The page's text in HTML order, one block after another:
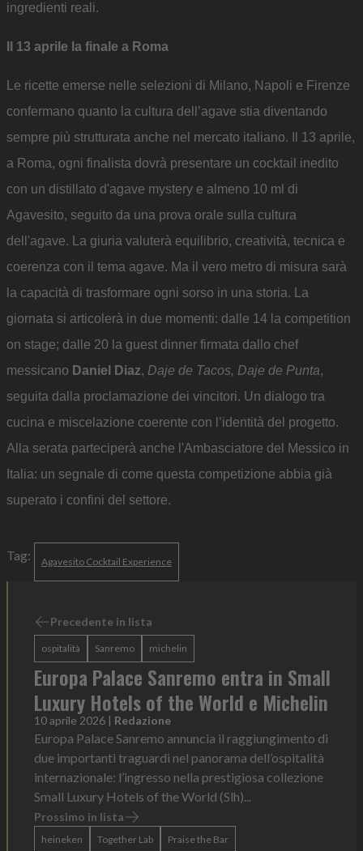
ingredienti reali.
Il 13 aprile la finale a Roma
Le ricette emerse nelle selezioni di Milano, Napoli e Firenze
confermano quanto la cultura dell’agave stia diventando
sempre più strutturata anche nel mercato italiano. Il 13 aprile,
a Roma, ogni finalista dovrà presentare un cocktail inedito
con un distillato d'agave mystery e almeno 10 ml di
Agavesito, seguito da una prova orale sulla cultura
dell'agave. La giuria valuterà equilibrio, creatività, tecnica e
coerenza con il tema agave. Ma il vero metro di misura sarà
la capacità di trasformare ogni sorso in una storia. La
giornata si articolerà in due momenti: dalle 14 la competition
on stage; dalle 20 la guest dinner firmata dallo chef
messicano Daniel Diaz, Daje de Tacos, Daje de Punta,
seguita dalla proclamazione dei vincitori. Un dialogo tra
cucina e miscelazione coerente con l’identità del progetto.
Alla serata parteciperà anche l'Ambasciatore del Messico in
Italia: un segnale di come questa competizione abbia già
superato i confini del settore.
Tag: Agavesito Cocktail Experience
Precedente in lista
ospitalità Sanremo michelin
Europa Palace Sanremo entra in Small
Luxury Hotels of the World e Michelin
10 aprile 2026 | Redazione
Europa Palace Sanremo annuncia il raggiungimento di
due importanti traguardi nel panorama dell’ospitalità
internazionale: l’ingresso nella prestigiosa collezione
Small Luxury Hotels of the World (Slh)...
Prossimo in lista
heineken Together Lab Praise the Bar